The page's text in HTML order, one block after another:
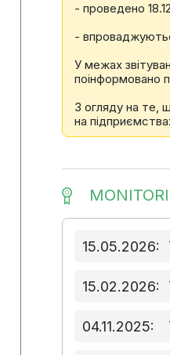
- проведено
-
У межах
поінформовано
З огляду на те,
на
15.05.2026:
15.02.2026:
04.11.2025: